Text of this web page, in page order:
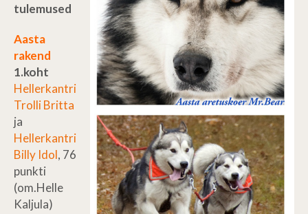
tulemused
Aasta
rakend
1.koht
Hellerkantri
Trolli Britta
ja
Hellerkantri
Billy Idol, 76
punkti
(om.Helle
Kaljula)